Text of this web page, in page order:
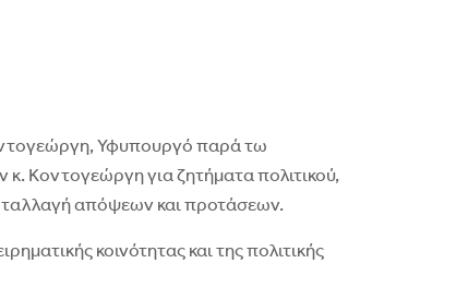
Υφυπουργό παρά τω
Κοντογεώργη για ζητήματα πολιτικού,
απόψεων και προτάσεων.
κοινότητας και της πολιτικής